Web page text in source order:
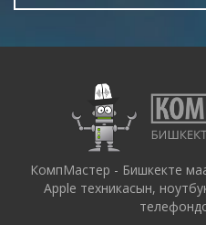
КомпМастер - Бишкекте
Apple техникасын,